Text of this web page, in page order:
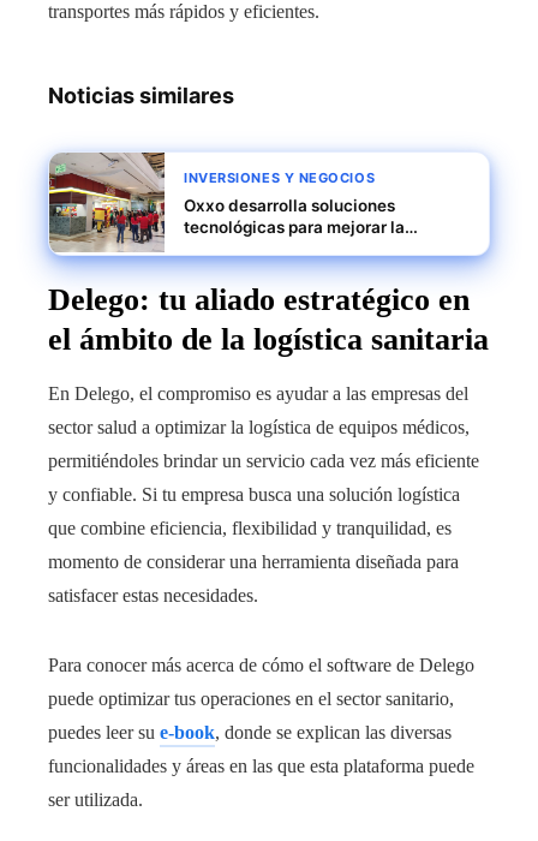
transportes más rápidos y eficientes.
Noticias similares
INVERSIONES Y NEGOCIOS
Oxxo desarrolla soluciones
tecnológicas para mejorar la
América Latina
Delego: tu aliado estratégico en
el ámbito de la logística sanitaria
En Delego, el compromiso es ayudar a las empresas del
sector salud a optimizar la logística de equipos médicos,
permitiéndoles brindar un servicio cada vez más eficiente
y confiable. Si tu empresa busca una solución logística
que combine eficiencia, flexibilidad y tranquilidad, es
momento de considerar una herramienta diseñada para
satisfacer estas necesidades.
Para conocer más acerca de cómo el software de Delego
puede optimizar tus operaciones en el sector sanitario,
puedes leer su e-book, donde se explican las diversas
funcionalidades y áreas en las que esta plataforma puede
ser utilizada.